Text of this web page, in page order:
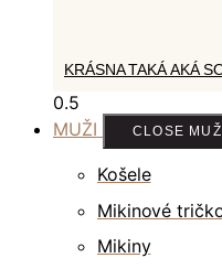
KRÁSNA TAKÁ AKÁ
MUŽI CLOSE MUŽI
Košele
Mikinové
Mikiny